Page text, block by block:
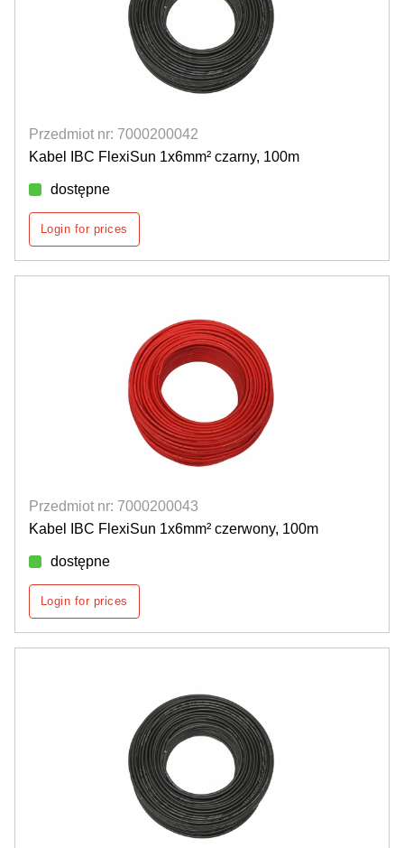
Przedmiot nr: 7000200042
Kabel IBC FlexiSun 1x6mm² czarny, 100m
dostępne
Login for prices
Przedmiot nr: 7000200043
Kabel IBC FlexiSun 1x6mm² czerwony, 100m
dostępne
Login for prices